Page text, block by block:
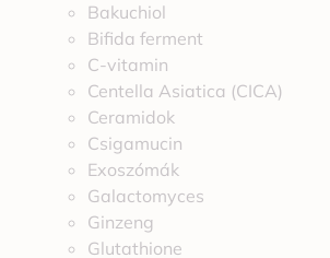
Bakuchiol
Bifida ferment
C-vitamin
Centella Asiatica (CICA)
Ceramidok
Csigamucin
Exoszómák
Galactomyces
Ginzeng
Glutathione